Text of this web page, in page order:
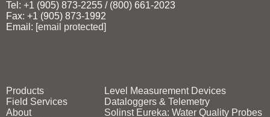
Tel: +1 (905) 873‑2255 / (800) 661‑2023
Fax: +1 (905) 873‑1992
Email: [email protected]
Products
Field Services
About
Level Measurement Devices
Dataloggers & Telemetry
Solinst Eureka: Water Quality Probes